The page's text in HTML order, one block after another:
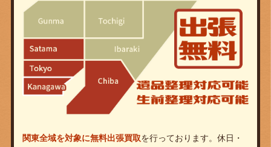
関東全域を対象に無料出張買取を行っております。休日・